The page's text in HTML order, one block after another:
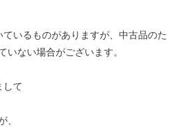
いるものがありますが、中古品のた
いない場合がございます。
して